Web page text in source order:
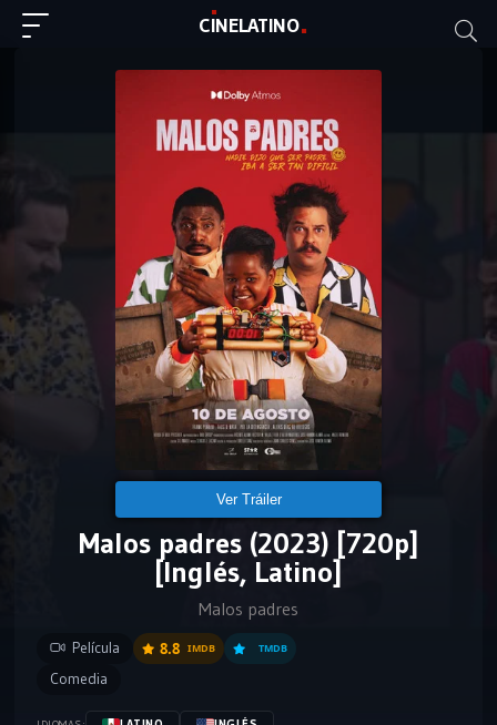
CINELATINO
Ver Tráiler
Malos padres (2023) [720p]
[Inglés, Latino]
Malos padres
Película 8.8 IMDB TMDB
Comedia